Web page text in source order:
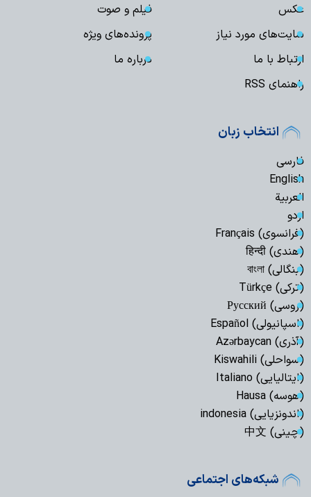
عکس
فیلم و صوت
سایت‌های مورد نیاز
پرونده‌های ویژه
ارتباط با ما
درباره ما
راهنمای RSS
انتخاب زبان
فارسی
English
العربیة
اردو
(فرانسوی) Français
(هندی) हिन्दी
(بنگالی) বাংলা
(ترکی) Türkçe
(روسی) Русский
(اسپانیولی) Español
(آذری) Azərbaycan
(سواحلی) Kiswahili
(ایتالیایی) Italiano
(هوسه) Hausa
(اندونزیایی) indonesia
(چینی) 中文
شبکه‌های اجتماعی